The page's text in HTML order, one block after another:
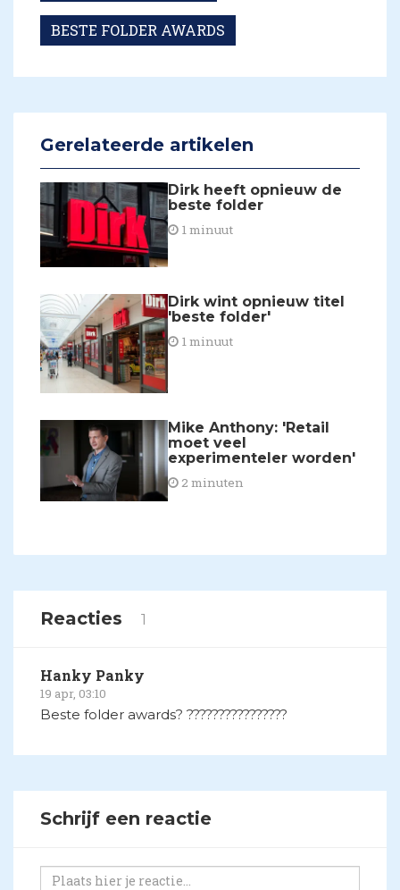
BESTE FOLDER AWARDS
Gerelateerde artikelen
Dirk heeft opnieuw de
beste folder
1 minuut
Dirk wint opnieuw titel
'beste folder'
1 minuut
Mike Anthony: 'Retail
moet veel
experimenteler worden'
2 minuten
Reacties 1
Hanky Panky
19 apr, 03:10
Beste folder awards? ????????????????
Schrijf een reactie